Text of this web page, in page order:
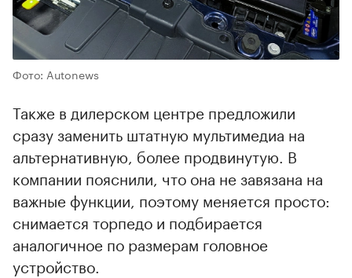
Фото: Autonews
Также в дилерском центре предложили
сразу заменить штатную мультимедиа на
альтернативную, более продвинутую. В
компании пояснили, что она не завязана на
важные функции, поэтому меняется просто:
снимается торпедо и подбирается
аналогичное по размерам головное
устройство.